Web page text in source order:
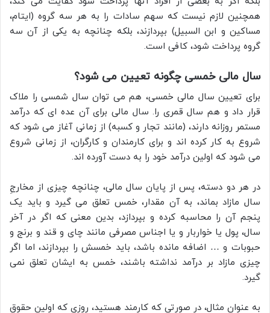
همچنین لازم نیست که سهم سادات را به هر سه گروه (ایتام،
مساکین و ابن السبيل) بپردازند، بلکه چنانچه به یکی از آن سه
گروه پرداخت شود، کافی است.
سال مالی خمسی چگونه تعیین می شود؟
برای تعیین سال مالی خمسی، هم می توان سال شمسی را ملاک
قرار داد و هم سال قمری را. سال مالی براى آن عده ای که درآمد
مستمر روزانه دارند، (مانند تجار و کسبه) از زمانی آغاز می شود که
شروع به کار کرده اند و براى کارمندان و کارگران، از زمانی شروع
می شود که اولین درآمد خود را به دست آورده اند.
در هر دو دسته، پس از پایان سال مالی، چنانچه چیزی از مخارجِ
سال مازاد بماند، به آن مقدار، خمس تعلق می گیرد و باید یک
پنجم آن را محاسبه کرده و بپردازد، بدین معنی که اگر در آخر
سال، پول یا خواربار و یا اجناس مصرفی مانند چای و قند و برنج و
حبوبات و … اضافه مانده باشد، باید خمسش را بپردازند، اما اگر
چیزی مازاد بر درآمد نداشته باشند، خمس به ایشان تعلق نمی
گیرد.
به عنوان مثال، در صورتی که کارمند هستید، روزی که اولین حقوق